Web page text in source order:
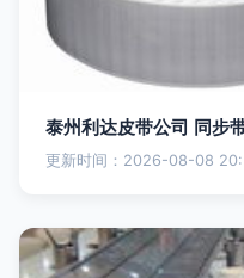
泰州利达皮带公司 同步
更新时间：2026-08-08